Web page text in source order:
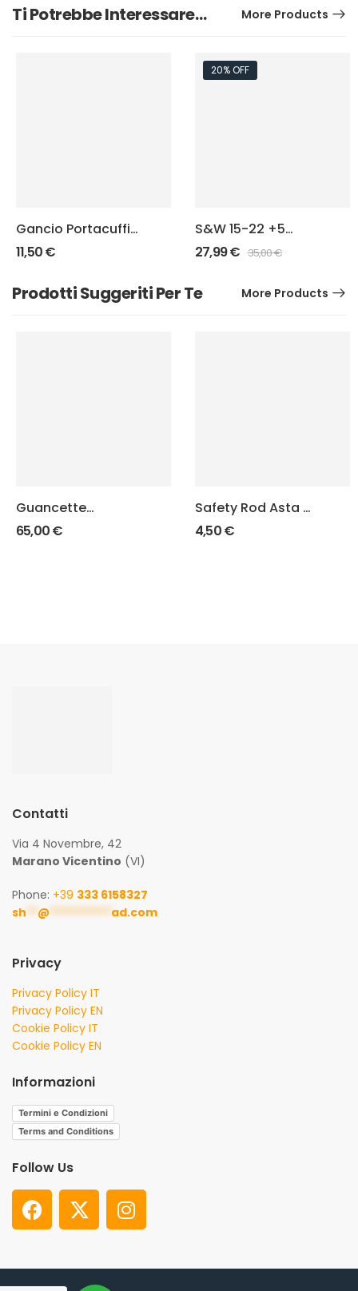
Ti Potrebbe Interessare… More Products
Gancio Portacuffie
J-Squad
11,50€
20% OFF
S&W 15-22 +5
Punisher
Estensione
27,99€ 35,00€
Prodotti Suggeriti Per Te More Products
Guancette
SuperGrip KMR W-
02 UMBRA
65,00€
Safety Rod Asta di
Sicurezza Beretta
92/98
4,50€
Contatti
Via 4 Novembre, 42
Marano Vicentino (VI)
Phone: +39 333 6158327
sh ** @ *********** ad.com
Privacy
Privacy Policy IT
Privacy Policy EN
Cookie Policy IT
Cookie Policy EN
Informazioni
Termini e Condizioni
Terms and Conditions
Follow Us